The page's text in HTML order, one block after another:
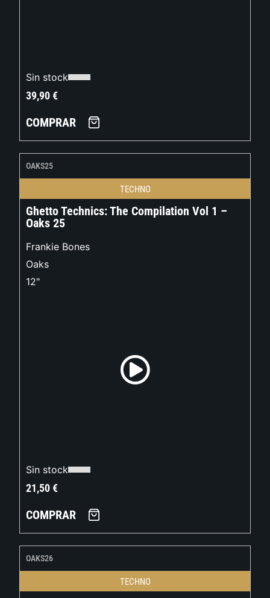
Sin stock
39,90€
COMPRAR
OAKS25
TECHNO
Ghetto Technics: The Compilation Vol 1 –
Oaks 25
Frankie Bones
Oaks
12"
Sin stock
21,50€
COMPRAR
OAKS26
TECHNO